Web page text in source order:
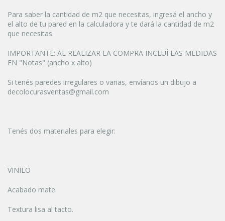
Para saber la cantidad de m2 que necesitas, ingresá el ancho y
el alto de tu pared en la calculadora y te dará la cantidad de m2
que necesitas.
IMPORTANTE: AL REALIZAR LA COMPRA INCLUÍ LAS MEDIDAS
EN "Notas" (ancho x alto)
Si tenés paredes irregulares o varias, envíanos un dibujo a
decolocurasventas@gmail.com
Tenés dos materiales para elegir:
VINILO
Acabado mate.
Textura lisa al tacto.